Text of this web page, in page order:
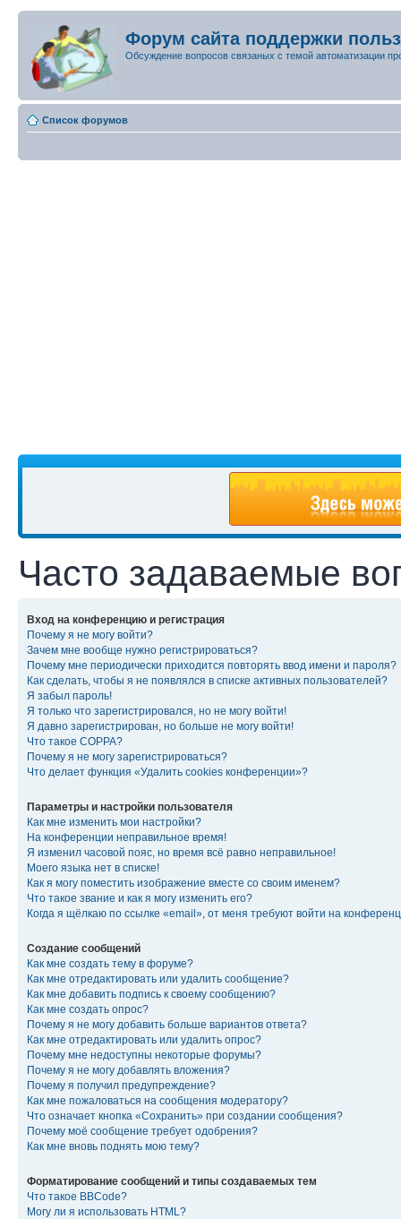
Форум сайта поддержки
Обсуждение вопросов связаных с темой автоматизации
Список форумов
Часто задаваемые
Вход на конференцию и регистрация
Почему я не могу войти?
Зачем мне вообще нужно регистрироваться?
Почему мне периодически приходится повторять ввод имени и пароля?
Как сделать, чтобы я не появлялся в списке активных пользователей?
Я забыл пароль!
Я только что зарегистрировался, но не могу войти!
Я давно зарегистрирован, но больше не могу войти!
Что такое COPPA?
Почему я не могу зарегистрироваться?
Что делает функция «Удалить cookies конференции»?
Параметры и настройки пользователя
Как мне изменить мои настройки?
На конференции неправильное время!
Я изменил часовой пояс, но время всё равно неправильное!
Моего языка нет в списке!
Как я могу поместить изображение вместе со своим именем?
Что такое звание и как я могу изменить его?
Когда я щёлкаю по ссылке «email», от меня требуют войти на
Создание сообщений
Как мне создать тему в форуме?
Как мне отредактировать или удалить сообщение?
Как мне добавить подпись к своему сообщению?
Как мне создать опрос?
Почему я не могу добавить больше вариантов ответа?
Как мне отредактировать или удалить опрос?
Почему мне недоступны некоторые форумы?
Почему я не могу добавлять вложения?
Почему я получил предупреждение?
Как мне пожаловаться на сообщения модератору?
Что означает кнопка «Сохранить» при создании сообщения?
Почему моё сообщение требует одобрения?
Как мне вновь поднять мою тему?
Форматирование сообщений и типы создаваемых тем
Что такое BBCode?
Могу ли я использовать HTML?